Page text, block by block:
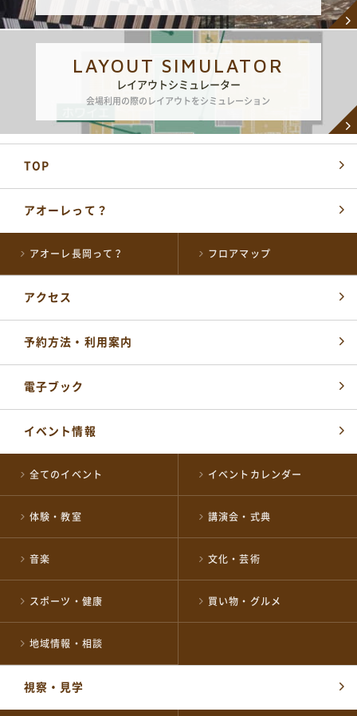
LAYOUT SIMULATOR
レイアウトシミュレーター
会場利用の際のレイアウトをシミュレーション
TOP
アオーレって？
アオーレ長岡って？ フロアマップ
アクセス
予約方法・利用案内
電子ブック
イベント情報
全てのイベント イベントカレンダー
体験・教室 講演会・式典
音楽 文化・芸術
スポーツ・健康 買い物・グルメ
地域情報・相談
視察・見学
各届出・証明書発行など
0258-35-1122
開館時間：
平日 午前8時30分～午後5時15分
土・祝 午前9時～午後5時
休業日 日曜日・年末年始
NPO 法人ながおか未来創造ネットワーク
0258-39-2500
開館時間：